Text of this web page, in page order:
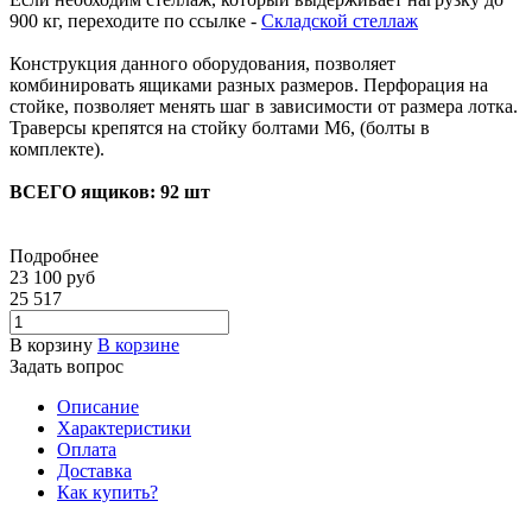
900 кг, переходите по ссылке - Складской стеллаж
Конструкция данного оборудования, позволяет
комбинировать ящиками разных размеров. Перфорация на
стойке, позволяет менять шаг в зависимости от размера лотка.
Траверсы крепятся на стойку болтами М6, (болты в
комплекте).
ВСЕГО ящиков: 92 шт
Подробнее
23 100 руб
25 517
В корзину В корзине
Задать вопрос
Описание
Характеристики
Оплата
Доставка
Как купить?